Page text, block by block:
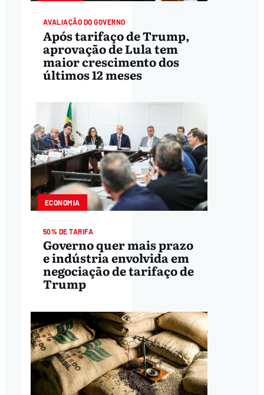
AVALIAÇÃO DO GOVERNO
Após tarifaço de Trump,
aprovação de Lula tem
maior crescimento dos
últimos 12 meses
ECONOMIA
50% DE TARIFA
Governo quer mais prazo
e indústria envolvida em
negociação de tarifaço de
Trump